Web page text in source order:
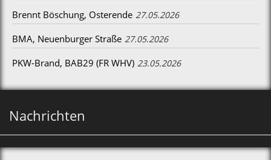
Brennt Böschung, Osterende 27.05.2026
BMA, Neuenburger Straße 27.05.2026
PKW-Brand, BAB29 (FR WHV) 23.05.2026
Nachrichten